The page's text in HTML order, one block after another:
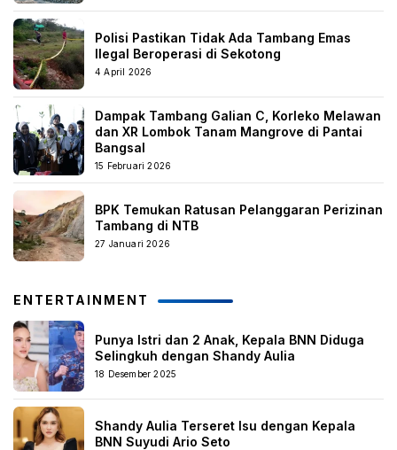
Polisi Pastikan Tidak Ada Tambang Emas
Ilegal Beroperasi di Sekotong
4 April 2026
Dampak Tambang Galian C, Korleko Melawan
dan XR Lombok Tanam Mangrove di Pantai
Bangsal
15 Februari 2026
BPK Temukan Ratusan Pelanggaran Perizinan
Tambang di NTB
27 Januari 2026
ENTERTAINMENT
Punya Istri dan 2 Anak, Kepala BNN Diduga
Selingkuh dengan Shandy Aulia
18 Desember 2025
Shandy Aulia Terseret Isu dengan Kepala
BNN Suyudi Ario Seto